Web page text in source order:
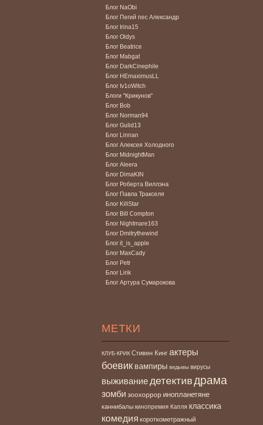
Блог NaObi
Блог Пегий пес Александр
Блог Irina15
Блог Oldys
Блог Beatrice
Блог Mabgat
Блог DarkCinephile
Блог HEmaximusLL
Блог Iv1oWitch
Блоги "Крикунов"
Блог Bob
Блог Norman94
Блог Gulid13
Блог Linnan
Блог Алексея Холодного
Блог MidnightMan
Блог Aleera
Блог DimaKIN
Блог Роберта Виллэна
Блог Павла Тракселя
Блог KillStar
Блог Bill Compton
Блог Nightmare163
Блог Dmitrythewind
Блог it_is_apple
Блог MaxCady
Блог Petr
Блог Lirik
Блог Артура Сумарокова
МЕТКИ
КЛУБ-КРИК Стивен Кинг актеры
боевик вампиры ведьмы вирусы
выживаниедетективдрама
зомби зоохоррор инопланетяне
каннибалы кинопремия Капля классика
комедия короткометражный